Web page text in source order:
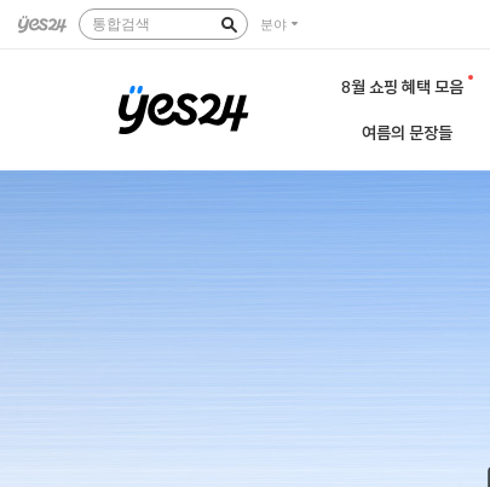
통합검색 분야
8월 쇼핑 혜택 모음
여름의 문장들